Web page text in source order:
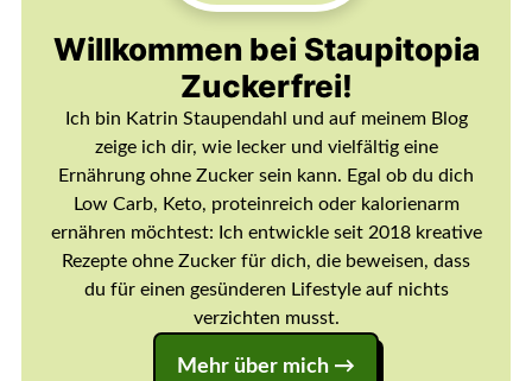
Willkommen bei Staupitopia
Zuckerfrei!
Ich bin Katrin Staupendahl und auf meinem Blog
zeige ich dir, wie lecker und vielfältig eine
Ernährung ohne Zucker sein kann. Egal ob du dich
Low Carb, Keto, proteinreich oder kalorienarm
ernähren möchtest: Ich entwickle seit 2018 kreative
Rezepte ohne Zucker für dich, die beweisen, dass
du für einen gesünderen Lifestyle auf nichts
verzichten musst.
Mehr über mich →